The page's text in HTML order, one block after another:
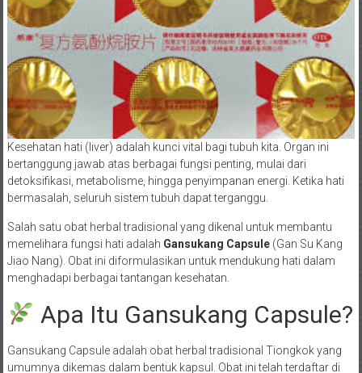
Kesehatan hati (liver) adalah kunci vital bagi tubuh kita. Organ ini
bertanggung jawab atas berbagai fungsi penting, mulai dari
detoksifikasi, metabolisme, hingga penyimpanan energi. Ketika hati
bermasalah, seluruh sistem tubuh dapat terganggu.
Salah satu obat herbal tradisional yang dikenal untuk membantu
memelihara fungsi hati adalah Gansukang Capsule(Gan Su Kang
Jiao Nang). Obat ini diformulasikan untuk mendukung hati dalam
menghadapi berbagai tantangan kesehatan.
Apa Itu Gansukang Capsule?
Gansukang Capsule adalah obat herbal tradisional Tiongkok yang
umumnya dikemas dalam bentuk kapsul. Obat ini telah terdaftar di